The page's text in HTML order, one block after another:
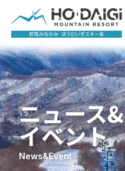
ニュース&
イベント
News&Event
トップ
チケット料金
スクール